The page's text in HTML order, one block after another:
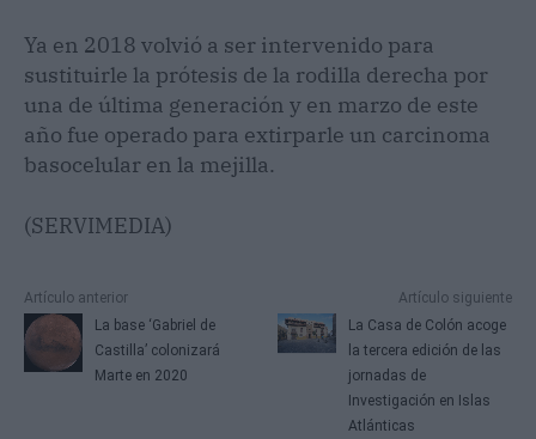
Ya en 2018 volvió a ser intervenido para
sustituirle la prótesis de la rodilla derecha por
una de última generación y en marzo de este
año fue operado para extirparle un carcinoma
basocelular en la mejilla.
(SERVIMEDIA)
Artículo anterior
La base ‘Gabriel de
Castilla’ colonizará
Marte en 2020
Artículo siguiente
La Casa de Colón acoge
la tercera edición de las
jornadas de
Investigación en Islas
Atlánticas